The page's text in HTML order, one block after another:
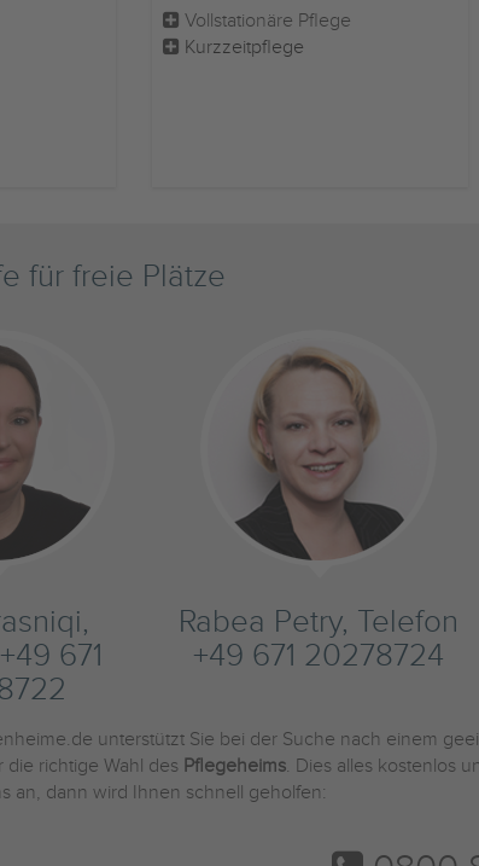
Vollstationäre Pflege
Kurzzeitpflege
für freie Plätze
671
Rabea Petry, Telefon
+49 671 20278724
unterstützt Sie bei der Suche nach einem
richtige Wahl des Pflegeheims. Dies alles kostenlos
an, dann wird Ihnen schnell geholfen: